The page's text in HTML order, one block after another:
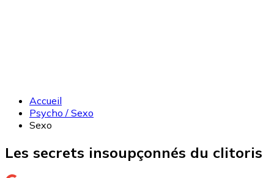
Accueil
Psycho / Sexo
Sexo
Les secrets insoupçonnés du clitoris